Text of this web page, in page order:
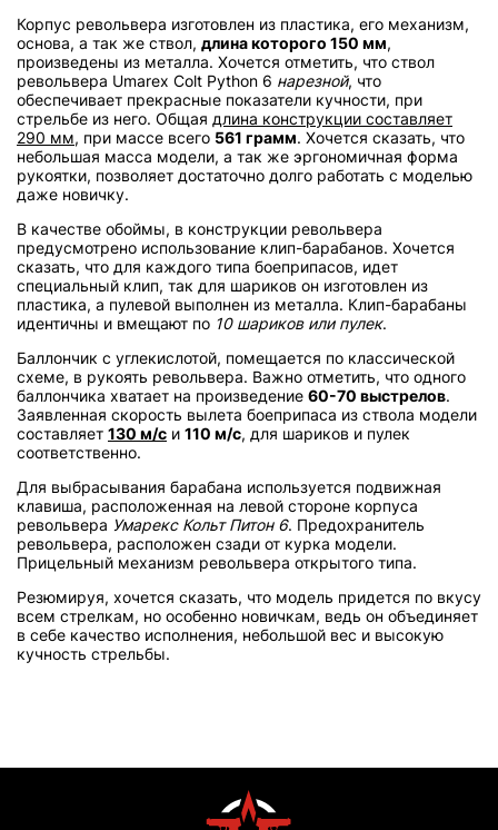
Корпус револьвера изготовлен из пластика, его механизм,
основа, а так же ствол, длина которого 150 мм,
произведены из металла. Хочется отметить, что ствол
револьвера Umarex Colt Python 6 нарезной, что
обеспечивает прекрасные показатели кучности, при
стрельбе из него. Общая длина конструкции составляет
290 мм, при массе всего 561 грамм. Хочется сказать, что
небольшая масса модели, а так же эргономичная форма
рукоятки, позволяет достаточно долго работать с моделью
даже новичку.
В качестве обоймы, в конструкции револьвера
предусмотрено использование клип-барабанов. Хочется
сказать, что для каждого типа боеприпасов, идет
специальный клип, так для шариков он изготовлен из
пластика, а пулевой выполнен из металла. Клип-барабаны
идентичны и вмещают по 10 шариков или пулек.
Баллончик с углекислотой, помещается по классической
схеме, в рукоять револьвера. Важно отметить, что одного
баллончика хватает на произведение 60-70 выстрелов.
Заявленная скорость вылета боеприпаса из ствола модели
составляет 130 м/с и 110 м/с, для шариков и пулек
соответственно.
Для выбрасывания барабана используется подвижная
клавиша, расположенная на левой стороне корпуса
револьвера Умарекс Кольт Питон 6. Предохранитель
револьвера, расположен сзади от курка модели.
Прицельный механизм револьвера открытого типа.
Резюмируя, хочется сказать, что модель придется по вкусу
всем стрелкам, но особенно новичкам, ведь он объединяет
в себе качество исполнения, небольшой вес и высокую
кучность стрельбы.